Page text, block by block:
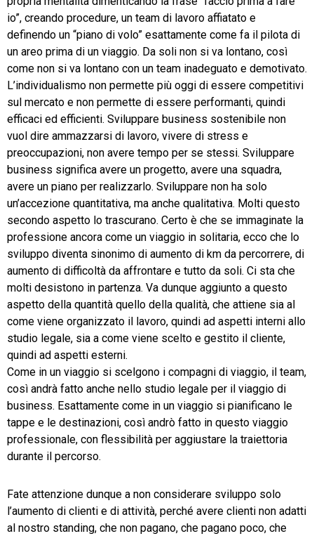
io”, creando procedure, un team di lavoro affiatato e
definendo un “piano di volo” esattamente come fa il pilota di
un areo prima di un viaggio. Da soli non si va lontano, così
come non si va lontano con un team inadeguato e demotivato.
L’individualismo non permette più oggi di essere competitivi
sul mercato e non permette di essere performanti, quindi
efficaci ed efficienti. Sviluppare business sostenibile non
vuol dire ammazzarsi di lavoro, vivere di stress e
preoccupazioni, non avere tempo per se stessi. Sviluppare
business significa avere un progetto, avere una squadra,
avere un piano per realizzarlo. Sviluppare non ha solo
un’accezione quantitativa, ma anche qualitativa. Molti questo
secondo aspetto lo trascurano. Certo è che se immaginate la
professione ancora come un viaggio in solitaria, ecco che lo
sviluppo diventa sinonimo di aumento di km da percorrere, di
aumento di difficoltà da affrontare e tutto da soli. Ci sta che
molti desistono in partenza. Va dunque aggiunto a questo
aspetto della quantità quello della qualità, che attiene sia al
come viene organizzato il lavoro, quindi ad aspetti interni allo
studio legale, sia a come viene scelto e gestito il cliente,
quindi ad aspetti esterni.
Come in un viaggio si scelgono i compagni di viaggio, il team,
così andrà fatto anche nello studio legale per il viaggio di
business. Esattamente come in un viaggio si pianificano le
tappe e le destinazioni, così andrò fatto in questo viaggio
professionale, con flessibilità per aggiustare la traiettoria
durante il percorso.
Fate attenzione dunque a non considerare sviluppo solo
l’aumento di clienti e di attività, perché avere clienti non adatti
al nostro standing, che non pagano, che pagano poco, che